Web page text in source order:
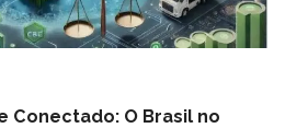
Conectado: O Brasil no